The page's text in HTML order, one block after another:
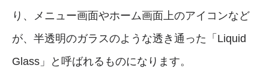
り、メニュー画面やホーム画面上のアイコンなど
が、半透明のガラスのような透き通った「Liquid
Glass」と呼ばれるものになります。